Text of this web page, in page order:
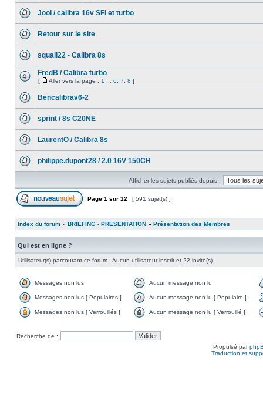
Jool / calibra 16v SFI et turbo
Retour sur le site
squall22 - Calibra 8s
FredB / Calibra turbo
[ Aller vers la page : 1 6 7 8 ]
Bencalibrav6-2
sprint / 8s C20NE
LaurentO / Calibra 8s
philippe.dupont28 / 2.0 16V 150CH
Afficher les sujets publiés depuis :
Page 1 sur 12 [ 591 sujet(s) ]
Index du forum » BRIEFING - PRESENTATION » Présentation des Membres
Qui est en ligne ?
Utilisateur(s) parcourant ce forum : Aucun utilisateur inscrit et 22 invité(s)
Messages non lus Aucun message non lu
Messages non lus [ Populaires ] Aucun message non lu [ Populaire ]
Messages non lus [ Verrouillés ] Aucun message non lu [ Verrouillé ]
Recherche de :
Propulsé par
Traduction et